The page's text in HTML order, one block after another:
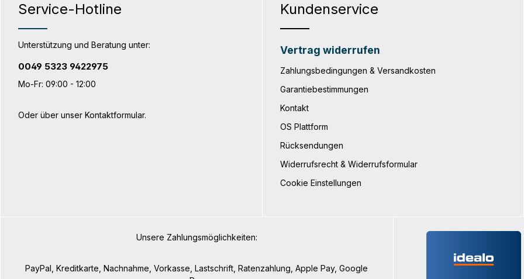
Halterung kompatibel mit den Produkten
Taschen können durch das integrierte
Zusätzliche Sicherheit im
Service-Hotline
Unterstützung und Beratung unter:
0049 5323 9422975
Mo-Fr: 09:00 - 12:00
Oder über unser Kontaktformular.
Kundenservice
Vertrag widerrufen
Zahlungsbedingungen & Versandkosten
Garantiebestimmungen
Kontakt
OS Plattform
Rücksendungen
Widerrufsrecht & Widerrufsformular
Cookie Einstellungen
Unsere Zahlungsmöglichkeiten:
PayPal, Kreditkarte, Nachnahme, Vorkasse, Lastschrift, Ratenzahlung, Apple Pay, Google